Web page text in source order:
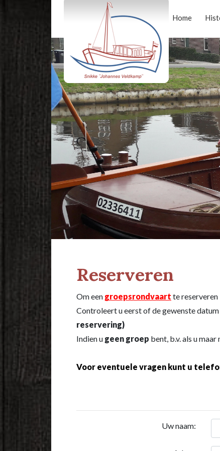
Home
Reserveren
Om een groepsrondvaart te
Controleert u eerst of de gewenste
reservering)
Indien u geen groep bent, b.v. als u
Voor eventuele vragen kunt u
Uw naam: